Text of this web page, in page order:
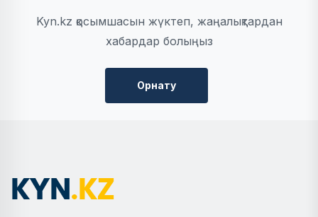
Kyn.kz қосымшасын жүктеп, жаңалықтардан
хабардар болыңыз
Орнату